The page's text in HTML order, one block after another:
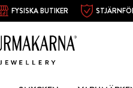
FYSISKA BUTIKER